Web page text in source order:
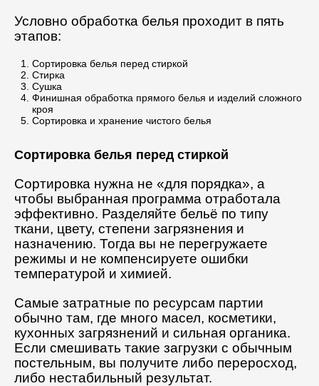
Условно обработка белья проходит в пять
этапов:
Сортировка белья перед стиркой
Стирка
Сушка
Финишная обработка прямого белья и изделий сложного
кроя
Сортировка и хранение чистого белья
Сортировка белья перед стиркой
Сортировка нужна не «для порядка», а
чтобы выбранная программа отработала
эффективно. Разделяйте бельё по типу
ткани, цвету, степени загрязнения и
назначению. Тогда вы не перегружаете
режимы и не компенсируете ошибки
температурой и химией.
Самые затратные по ресурсам партии
обычно там, где много масел, косметики,
кухонных загрязнений и сильная органика.
Если смешивать такие загрузки с обычным
постельным, вы получите либо переросход,
либо нестабильный результат.